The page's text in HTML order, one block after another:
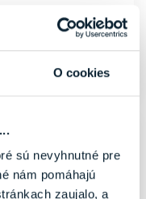
O cookies
sú nevyhnutné pre
nám pomáhajú
zaujalo, a